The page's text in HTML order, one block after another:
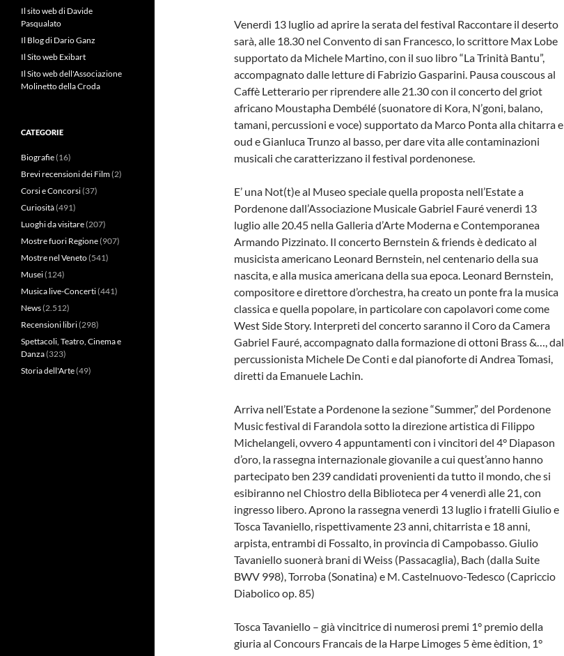
Venerdì 13 luglio ad aprire la serata del festival Raccontare il deserto
sarà, alle 18.30 nel Convento di san Francesco, lo scrittore Max Lobe
supportato da Michele Martino, con il suo libro “La Trinità Bantu”,
accompagnato dalle letture di Fabrizio Gasparini. Pausa couscous al
Caffè Letterario per riprendere alle 21.30 con il concerto del griot
africano Moustapha Dembélé (suonatore di Kora, N’goni, balano,
tamani, percussioni e voce) supportato da Marco Ponta alla chitarra e
oud e Gianluca Trunzo al basso, per dare vita alle contaminazioni
musicali che caratterizzano il festival pordenonese.
E’ una Not(t)e al Museo speciale quella proposta nell’Estate a
Pordenone dall’Associazione Musicale Gabriel Fauré venerdì 13
luglio alle 20.45 nella Galleria d’Arte Moderna e Contemporanea
Armando Pizzinato. Il concerto Bernstein & friends è dedicato al
musicista americano Leonard Bernstein, nel centenario della sua
nascita, e alla musica americana della sua epoca. Leonard Bernstein,
compositore e direttore d’orchestra, ha creato un ponte fra la musica
classica e quella popolare, in particolare con capolavori come come
West Side Story. Interpreti del concerto saranno il Coro da Camera
Gabriel Fauré, accompagnato dalla formazione di ottoni Brass &…, dal
percussionista Michele De Conti e dal pianoforte di Andrea Tomasi,
diretti da Emanuele Lachin.
Arriva nell’Estate a Pordenone la sezione “Summer,” del Pordenone
Music festival di Farandola sotto la direzione artistica di Filippo
Michelangeli, ovvero 4 appuntamenti con i vincitori del 4° Diapason
d’oro, la rassegna internazionale giovanile a cui quest’anno hanno
partecipato ben 239 candidati provenienti da tutto il mondo, che si
esibiranno nel Chiostro della Biblioteca per 4 venerdì alle 21, con
ingresso libero. Aprono la rassegna venerdì 13 luglio i fratelli Giulio e
Tosca Tavaniello, rispettivamente 23 anni, chitarrista e 18 anni,
arpista, entrambi di Fossalto, in provincia di Campobasso. Giulio
Tavaniello suonerà brani di Weiss (Passacaglia), Bach (dalla Suite
BWV 998), Torroba (Sonatina) e M. Castelnuovo-Tedesco (Capriccio
Diabolico op. 85)
Tosca Tavaniello – già vincitrice di numerosi premi 1° premio della
giuria al Concours Francais de la Harpe Limoges 5 ème èdition, 1°
Il sito web di Davide
Pasqualato
Il Blog di Dario Ganz
Il Sito web Exibart
Il Sito web dell'Associazione
Molinetto della Croda
CATEGORIE
Biografie(16)
Brevi recensioni dei Film(2)
Corsi e Concorsi(37)
Curiosità(491)
Luoghi da visitare(207)
Mostre fuori Regione(907)
Mostre nel Veneto(541)
Musei(124)
Musica live-Concerti(441)
News(2.512)
Recensioni libri(298)
Spettacoli, Teatro, Cinema e
Danza(323)
Storia dell'Arte(49)